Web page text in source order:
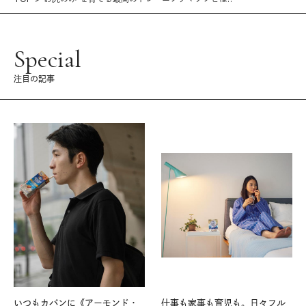
Special
注目の記事
いつもカバンに《アーモンド・ 仕事も家事も育児も。日々フル